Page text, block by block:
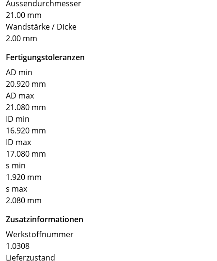
Aussendurchmesser
21.00 mm
Wandstärke / Dicke
2.00 mm
Fertigungstoleranzen
AD min
20.920 mm
AD max
21.080 mm
ID min
16.920 mm
ID max
17.080 mm
s min
1.920 mm
s max
2.080 mm
Zusatzinformationen
Werkstoffnummer
1.0308
Lieferzustand